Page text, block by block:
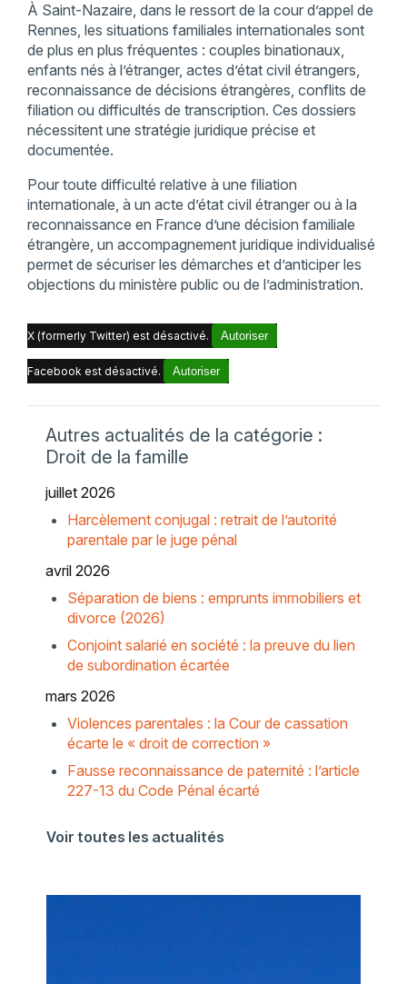
À Saint-Nazaire, dans le ressort de la cour d’appel de
Rennes, les situations familiales internationales sont
de plus en plus fréquentes : couples binationaux,
enfants nés à l’étranger, actes d’état civil étrangers,
reconnaissance de décisions étrangères, conflits de
filiation ou difficultés de transcription. Ces dossiers
nécessitent une stratégie juridique précise et
documentée.
Pour toute difficulté relative à une filiation
internationale, à un acte d’état civil étranger ou à la
reconnaissance en France d’une décision familiale
étrangère, un accompagnement juridique individualisé
permet de sécuriser les démarches et d’anticiper les
objections du ministère public ou de l’administration.
X (formerly Twitter) est désactivé. Autoriser
Facebook est désactivé. Autoriser
Autres actualités de la catégorie :
Droit de la famille
juillet 2026
Harcèlement conjugal : retrait de l’autorité
parentale par le juge pénal
avril 2026
Séparation de biens : emprunts immobiliers et
divorce (2026)
Conjoint salarié en société : la preuve du lien
de subordination écartée
mars 2026
Violences parentales : la Cour de cassation
écarte le « droit de correction »
Fausse reconnaissance de paternité : l’article
227-13 du Code Pénal écarté
Voir toutes les actualités